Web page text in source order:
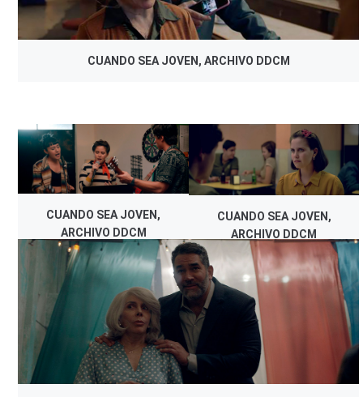
CUANDO SEA JOVEN, ARCHIVO DDCM
CUANDO SEA JOVEN,
ARCHIVO DDCM
CUANDO SEA JOVEN,
ARCHIVO DDCM